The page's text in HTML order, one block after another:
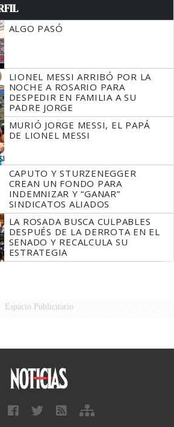
ALGO PASÓ
LIONEL MESSI ARRIBÓ POR LA
NOCHE A ROSARIO PARA
DESPEDIR EN FAMILIA A SU
PADRE JORGE
MURIÓ JORGE MESSI, EL PAPÁ
DE LIONEL MESSI
CAPUTO Y STURZENEGGER
CREAN UN FONDO PARA
INDEMNIZAR Y “GANAR”
SINDICATOS ALIADOS
LA ROSADA BUSCA CULPABLES
DESPUÉS DE LA DERROTA EN EL
SENADO Y RECALCULA SU
ESTRATEGIA
Espacio Publicitario